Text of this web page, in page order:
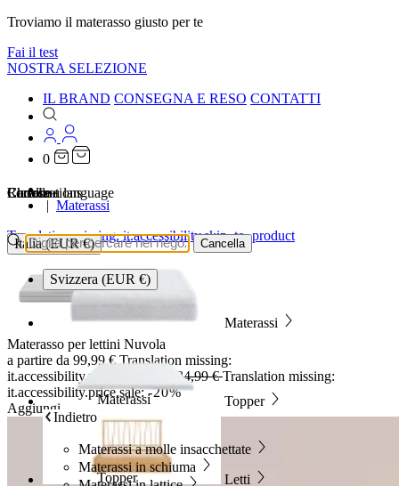
Troviamo il materasso giusto per te
Fai il test
NOSTRA SELEZIONE
IL BRAND CONSEGNA E RESO CONTATTI
0
Materassi
Indietro
Materassi
Materassi a molle insacchettate
Materassi in schiuma
Topper
Topper Letti
Localizations
Italia (EUR €)
Svizzera (EUR €)
Choose a language
Ricerca
Cancella
Carrello
…
Materassi
Translation missing: it.accessibility.skip_to_product
Materasso per lettini Nuvola
a partire da 99,99 € Translation missing:
it.accessibility.price.original:
124,99 €Translation missing:
it.accessibility.price.sale:-20%
Aggiungi